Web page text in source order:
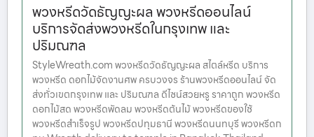
พวงหรีดวัดธัญญะผล พวงหรีดออนไลน์
บริการจัดส่งพวงหรีดในกรุงเทพ และ
ปริมณฑล
StyleWreath.com พวงหรีดวัดธัญญะผล สไตล์หรีด บริการ
พวงหรีด ดอกไม้จัดงานศพ ครบวงจร ร้านพวงหรีดออนไลน์ จัด
ส่งทั่วเขตกรุงเทพ และ ปริมณฑล ดีไซน์สวยหรู ราคาถูก พวงหรีด
ดอกไม้สด พวงหรีดพัดลม พวงหรีดต้นไม้ พวงหรีดของใช้
พวงหรีดสำเร็จรูป พวงหรีดปทุมธานี พวงหรีดนนทบุรี พวงหรีดก